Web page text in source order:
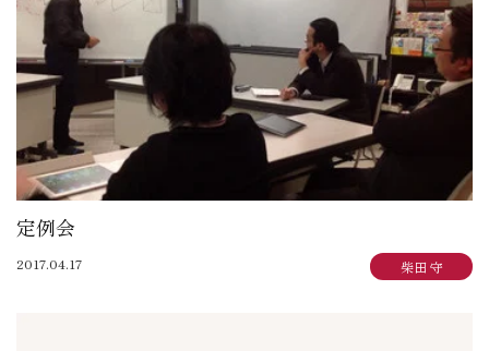
定例会
2017.04.17 柴田 守